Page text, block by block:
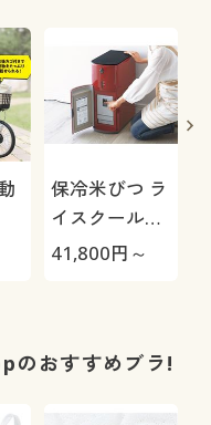
保冷米びつ ラ
イスクール
HRC-
41,800円～
のおすすめブラ!